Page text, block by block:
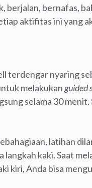
berjalan, bernafas,
aktifitas ini yang
terdengar nyaring
melakukanguided
selama 30
latihan
langkah kaki. Saat
kiri, Anda bisa